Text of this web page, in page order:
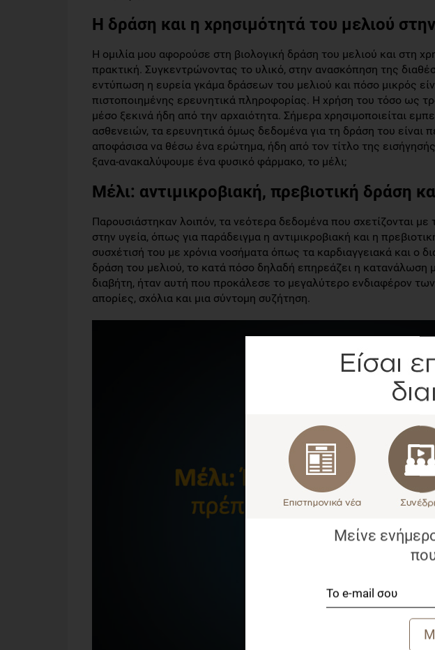
Η δράση και η χρησιμότητά του μελιού
Η ομιλία μου αφορούσε στη βιολογική δράση του μελιού και στη
πρακτική. Συγκεντρώνοντας το υλικό, στην ανασκόπηση της
εντύπωση η ευρεία γκάμα δράσεων του μελιού και πόσο μικρός
πιστοποιημένης ερευνητικά πληροφορίας. Η χρήση του τόσο ως
μέσο ξεκινά ήδη από την αρχαιότητα. Σήμερα χρησιμοποιείται
ασθενειών, τα ερευνητικά όμως δεδομένα για τη δράση του είναι
αποφάσισα να θέσω ένα ερώτημα, ήδη από τον τίτλο της
ξανα-ανακαλύψουμε ένα φυσικό φάρμακο, το μέλι;
Μέλι: αντιμικροβιακή, πρεβιοτική δράση
Παρουσιάστηκαν λοιπόν, τα νεότερα δεδομένα που σχετίζονται με
στην υγεία, όπως για παράδειγμα η αντιμικροβιακή και η
συσχέτισή του με χρόνια νοσήματα όπως τα καρδιαγγειακά και ο
δράση του μελιού, το κατά πόσο δηλαδή επηρεάζει η κατανάλωση
διαβήτη, ήταν αυτή που προκάλεσε το μεγαλύτερο ενδιαφέρον
απορίες, σχόλια και μια σύντομη συζήτηση.
Μείνε